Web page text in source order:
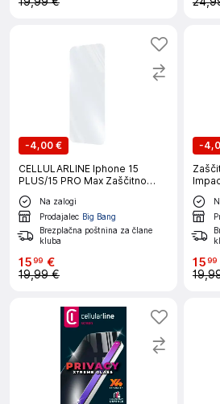
-4,00 €
CELLULARLINE Iphone 15
PLUS/15 PRO Max Zaščitno
steklo
Na zalogi
Prodajalec Big Bang
Brezplačna poštnina za člane
kluba
1599 €
19,99 €
-
A27
1599